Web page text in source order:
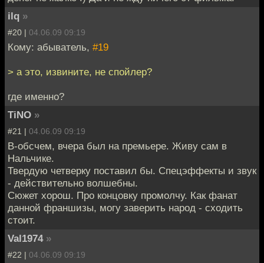
ilq »
#20 | 04.06.09 09:19
Кому: абыватель, #19
> а это, извините, не спойлер?
где именно?
TiNO »
#21 | 04.06.09 09:19
В-обсчем, вчера был на премьере. Живу сам в
Нальчике.
Твердую четверку поставил бы. Спецэффекты и звук
- действительно волшебны.
Сюжет хорош. Про концовку промолчу. Как фанат
данной франшизы, могу заверить народ - сходить
стоит.
Val1974 »
#22 | 04.06.09 09:19